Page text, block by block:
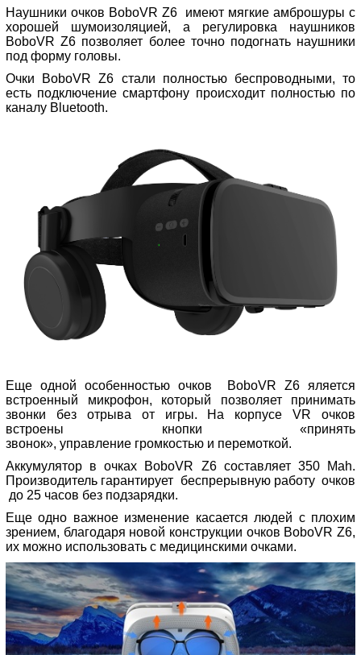
Наушники очков BoboVR Z6 имеют мягкие амброшуры с
хорошей шумоизоляцией, а регулировка наушников
BoboVR Z6 позволяет более точно подогнать наушники
под форму головы.
Очки BoboVR Z6 стали полностью беспроводными, то
есть подключение смартфону происходит полностью по
каналу Bluetooth.
Еще одной особенностью очков BoboVR Z6 яляется
встроенный микрофон, который позволяет принимать
звонки без отрыва от игры. На корпусе VR очков
встроены кнопки «принять
звонок», управление громкостью и перемоткой.
Аккумулятор в очках BoboVR Z6 составляет 350 Mah.
Производитель гарантирует беспрерывную работу очков
до 25 часов без подзарядки.
Еще одно важное изменение касается людей с плохим
зрением, благодаря новой конструкции очков BoboVR Z6,
их можно использовать с медицинскими очками.